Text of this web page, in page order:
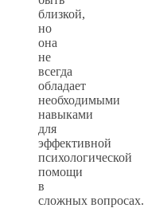
близкой,
но
она
не
всегда
обладает
необходимыми
навыками
для
эффективной
психологической
помощи
в
сложных вопросах.